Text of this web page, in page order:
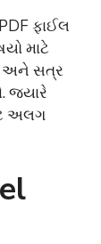
ફાઈલ
માટે
અને સત્ર
જયારે
અલગ